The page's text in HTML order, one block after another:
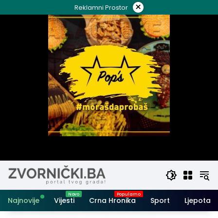
to
Reklamni Prostor ×
Najnovije Vijesti Crna Hronika Sport Ljepota i